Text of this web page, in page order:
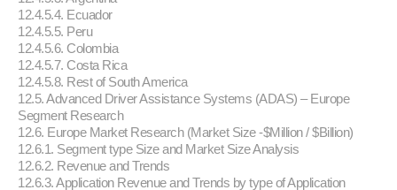
12.4.5.4. Ecuador
12.4.5.5. Peru
12.4.5.6. Colombia
12.4.5.7. Costa Rica
12.4.5.8. Rest of South America
12.5. Advanced Driver Assistance Systems (ADAS) – Europe
Segment Research
12.6. Europe Market Research (Market Size -$Million / $Billion)
12.6.1. Segment type Size and Market Size Analysis
12.6.2. Revenue and Trends
12.6.3. Application Revenue and Trends by type of Application